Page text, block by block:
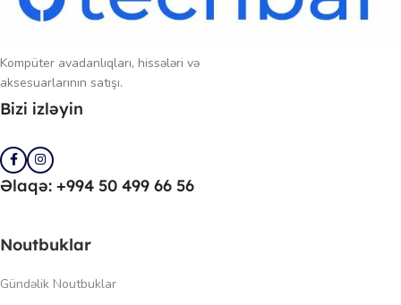
Kompüter avadanlıqları, hissələri və
aksesuarlarının satışı.
Bizi izləyin
Əlaqə: +994 50 499 66 56
Noutbuklar
Gündəlik Noutbuklar